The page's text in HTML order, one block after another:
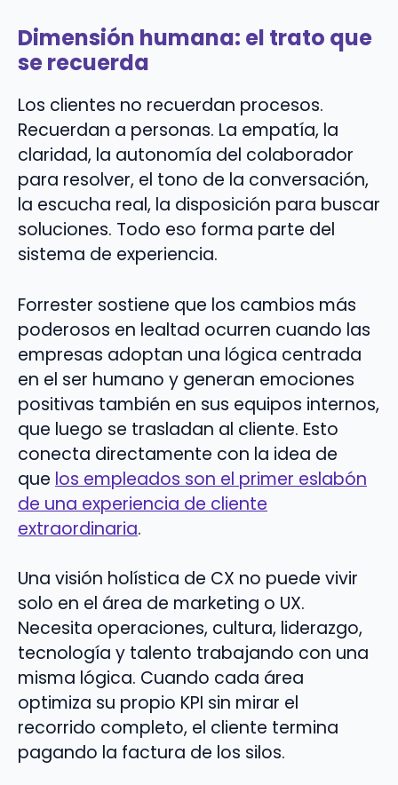
Dimensión humana: el trato que
se recuerda
Los clientes no recuerdan procesos.
Recuerdan a personas. La empatía, la
claridad, la autonomía del colaborador
para resolver, el tono de la conversación,
la escucha real, la disposición para buscar
soluciones. Todo eso forma parte del
sistema de experiencia.
Forrester sostiene que los cambios más
poderosos en lealtad ocurren cuando las
empresas adoptan una lógica centrada
en el ser humano y generan emociones
positivas también en sus equipos internos,
que luego se trasladan al cliente. Esto
conecta directamente con la idea de
que los empleados son el primer eslabón
de una experiencia de cliente
extraordinaria.
Una visión holística de CX no puede vivir
solo en el área de marketing o UX.
Necesita operaciones, cultura, liderazgo,
tecnología y talento trabajando con una
misma lógica. Cuando cada área
optimiza su propio KPI sin mirar el
recorrido completo, el cliente termina
pagando la factura de los silos.